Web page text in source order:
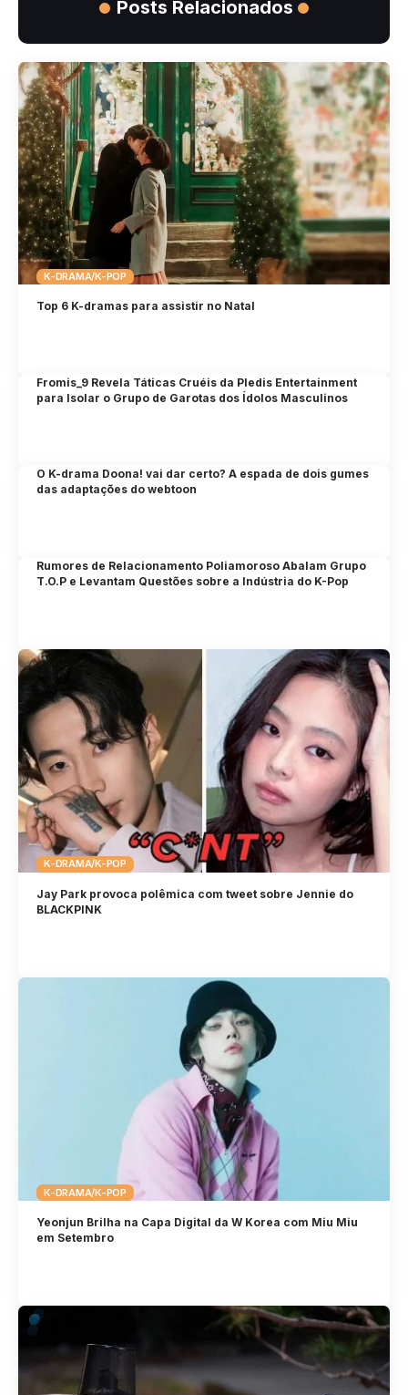
Posts Relacionados
K-DRAMA/K-POP
Top 6 K-dramas para assistir no Natal
Fromis_9 Revela Táticas Cruéis da Pledis Entertainment
para Isolar o Grupo de Garotas dos Ídolos Masculinos
O K-drama Doona! vai dar certo? A espada de dois gumes
das adaptações do webtoon
Rumores de Relacionamento Poliamoroso Abalam Grupo
T.O.P e Levantam Questões sobre a Indústria do K-Pop
K-DRAMA/K-POP
Jay Park provoca polêmica com tweet sobre Jennie do
BLACKPINK
K-DRAMA/K-POP
Yeonjun Brilha na Capa Digital da W Korea com Miu Miu
em Setembro